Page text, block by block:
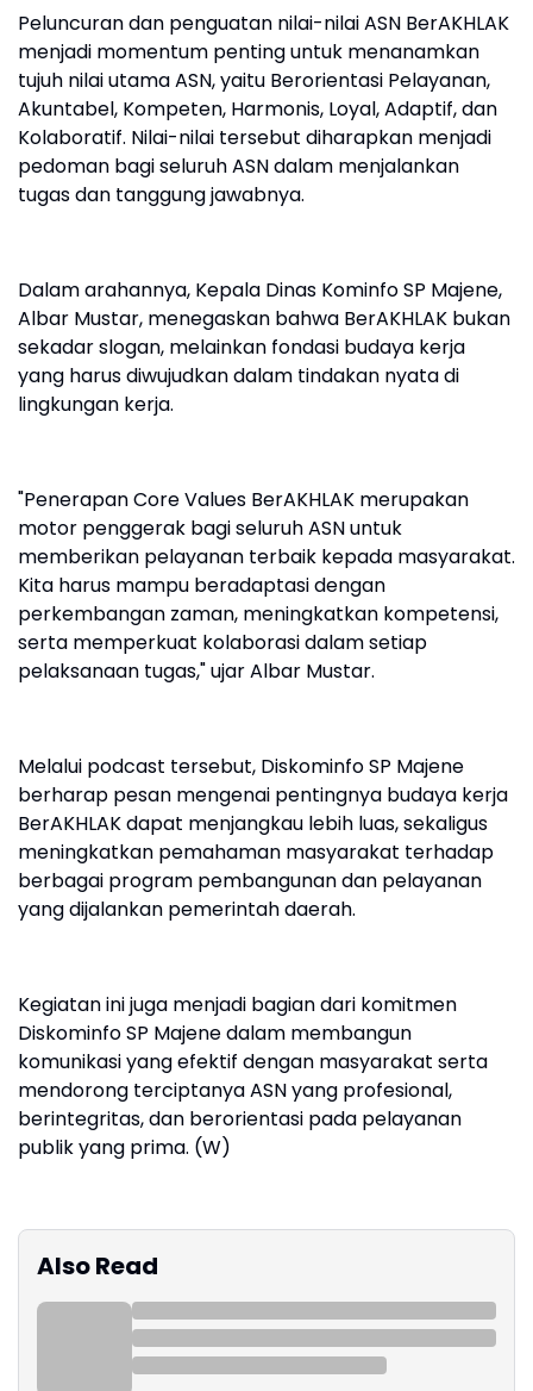
Peluncuran dan penguatan nilai-nilai ASN BerAKHLAK
menjadi momentum penting untuk menanamkan
tujuh nilai utama ASN, yaitu Berorientasi Pelayanan,
Akuntabel, Kompeten, Harmonis, Loyal, Adaptif, dan
Kolaboratif. Nilai-nilai tersebut diharapkan menjadi
pedoman bagi seluruh ASN dalam menjalankan
tugas dan tanggung jawabnya.
Dalam arahannya, Kepala Dinas Kominfo SP Majene,
Albar Mustar, menegaskan bahwa BerAKHLAK bukan
sekadar slogan, melainkan fondasi budaya kerja
yang harus diwujudkan dalam tindakan nyata di
lingkungan kerja.
"Penerapan Core Values BerAKHLAK merupakan
motor penggerak bagi seluruh ASN untuk
memberikan pelayanan terbaik kepada masyarakat.
Kita harus mampu beradaptasi dengan
perkembangan zaman, meningkatkan kompetensi,
serta memperkuat kolaborasi dalam setiap
pelaksanaan tugas," ujar Albar Mustar.
Melalui podcast tersebut, Diskominfo SP Majene
berharap pesan mengenai pentingnya budaya kerja
BerAKHLAK dapat menjangkau lebih luas, sekaligus
meningkatkan pemahaman masyarakat terhadap
berbagai program pembangunan dan pelayanan
yang dijalankan pemerintah daerah.
Kegiatan ini juga menjadi bagian dari komitmen
Diskominfo SP Majene dalam membangun
komunikasi yang efektif dengan masyarakat serta
mendorong terciptanya ASN yang profesional,
berintegritas, dan berorientasi pada pelayanan
publik yang prima. (W)
Also Read